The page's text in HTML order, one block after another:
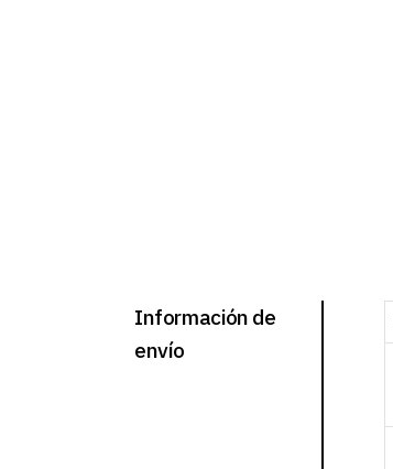
Información de
envío